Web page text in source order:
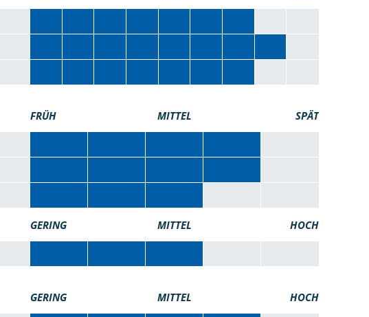
FRÜH MITTEL SPÄT
GERING MITTEL HOCH
GERING MITTEL HOCH